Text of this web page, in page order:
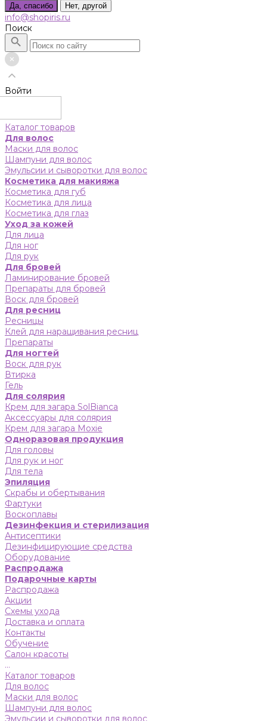
Да, спасибо Нет, другой
info@shopiris.ru
Поиск
Войти
Каталог товаров
Для волос
Маски для волос
Шампуни для волос
Эмульсии и сыворотки для волос
Косметика для макияжа
Косметика для губ
Косметика для лица
Косметика для глаз
Уход за кожей
Для лица
Для ног
Для рук
Для бровей
Ламинирование бровей
Препараты для бровей
Воск для бровей
Для ресниц
Ресницы
Клей для наращивания ресниц
Препараты
Для ногтей
Воск для рук
Втирка
Гель
Для солярия
Крем для загара SolBianca
Аксессуары для солярия
Крем для загара Moxie
Одноразовая продукция
Для головы
Для рук и ног
Для тела
Эпиляция
Скрабы и обертывания
Фартуки
Воскоплавы
Дезинфекция и стерилизация
Антисептики
Дезинфицирующие средства
Оборудование
Распродажа
Подарочные карты
Распродажа
Акции
Схемы ухода
Доставка и оплата
Контакты
Обучение
Салон красоты
...
Каталог товаров
Для волос
Маски для волос
Шампуни для волос
Эмульсии и сыворотки для волос